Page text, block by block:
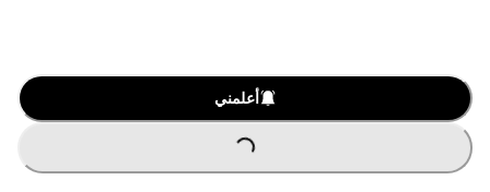
أعلمني
...